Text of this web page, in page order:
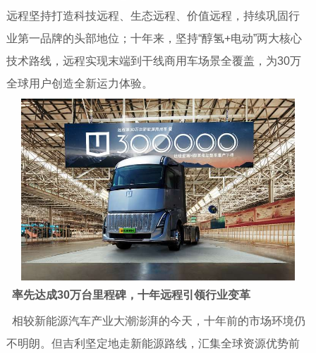
远程坚持打造科技远程、生态远程、价值远程，持续巩固行
业第一品牌的头部地位；十年来，坚持“醇氢+电动”两大核心
技术路线，远程实现末端到干线商用车场景全覆盖，为30万
全球用户创造全新运力体验。
率先达成30万台里程碑，十年远程引领行业变革
相较新能源汽车产业大潮澎湃的今天，十年前的市场环境仍
不明朗。但吉利坚定地走新能源路线，汇集全球资源优势前